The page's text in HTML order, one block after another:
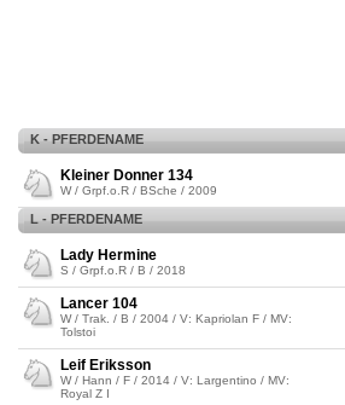
K - PFERDENAME
Kleiner Donner 134
W / Grpf.o.R / BSche / 2009
L - PFERDENAME
Lady Hermine
S / Grpf.o.R / B / 2018
Lancer 104
W / Trak. / B / 2004 / V: Kapriolan F / MV:
Tolstoi
Leif Eriksson
W / Hann / F / 2014 / V: Largentino / MV:
Royal Z I